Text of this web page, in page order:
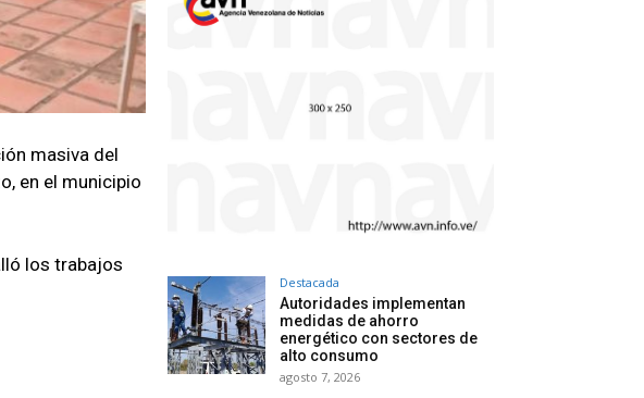
masiva del
en el municipio
los trabajos
Destacada
Autoridades implementan
medidas de ahorro
energético con sectores de
alto consumo
agosto 7, 2026